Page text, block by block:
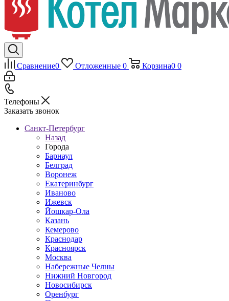
Сравнение0 Отложенные 0 Корзина0 0
Телефоны
Заказать звонок
Санкт-Петербург
Назад
Города
Барнаул
Белград
Воронеж
Екатеринбург
Иваново
Ижевск
Йошкар-Ола
Казань
Кемерово
Краснодар
Красноярск
Москва
Набережные Челны
Нижний Новгород
Новосибирск
Оренбург